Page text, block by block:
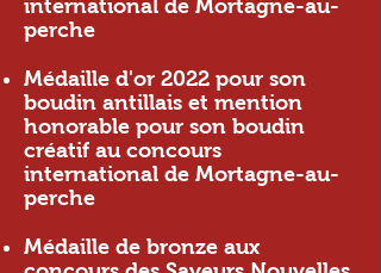
international de Mortagne-au-
perche
Médaille d'or 2022 pour son
boudin antillais et mention
honorable pour son boudin
créatif au concours
international de Mortagne-au-
perche
Médaille de bronze aux